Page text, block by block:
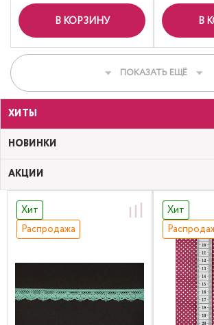
В КОРЗИНУ В
ПОКАЗАТЬ ЕЩЁ
ХИТЫ
НОВИНКИ
АКЦИИ
Хит
Распродажа
Хит